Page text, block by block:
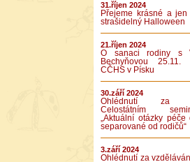
31.říjen 2024
Přejeme krásné a jen
strašidelný Halloween
21.říjen 2024
O sanaci rodiny s
Bechyňovou 25.11.
CČHS v Písku
30.září 2024
Ohlédnutí za
Celostátním
„Aktuální otázky péče
separované od rodičů“
3.září 2024
Ohlédnutí za